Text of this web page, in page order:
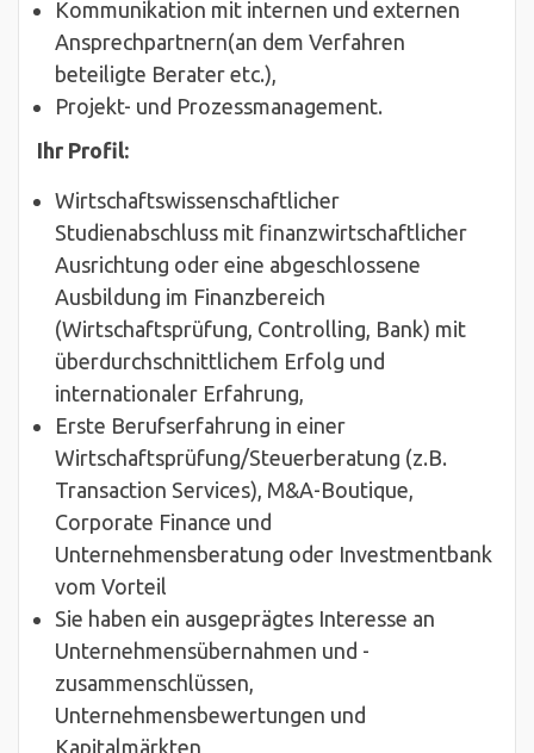
Kommunikation mit internen und externen
Ansprechpartnern(an dem Verfahren
beteiligte Berater etc.),
Projekt- und Prozessmanagement.
Ihr Profil:
Wirtschaftswissenschaftlicher
Studienabschluss mit finanzwirtschaftlicher
Ausrichtung oder eine abgeschlossene
Ausbildung im Finanzbereich
(Wirtschaftsprüfung, Controlling, Bank) mit
überdurchschnittlichem Erfolg und
internationaler Erfahrung,
Erste Berufserfahrung in einer
Wirtschaftsprüfung/Steuerberatung (z.B.
Transaction Services), M&A-Boutique,
Corporate Finance und
Unternehmensberatung oder Investmentbank
vom Vorteil
Sie haben ein ausgeprägtes Interesse an
Unternehmensübernahmen und -
zusammenschlüssen,
Unternehmensbewertungen und
Kapitalmärkten,